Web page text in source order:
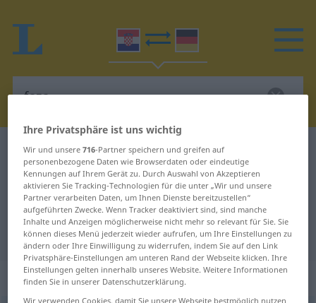
Kroatisch-Deutsch Wörterbuch faza
Kroatisch-Deutsch Übersetzung für
"faza"
"faza" Deutsch Übersetzung
„faza“
Ihre Privatsphäre ist uns wichtig
Wir und unsere716-Partner speichern und greifen auf
personenbezogene Daten wie Browserdaten oder eindeutige
Kennungen auf Ihrem Gerät zu. Durch Auswahl von Akzeptieren
aktivieren Sie Tracking-Technologien für die unter „Wir und unsere
Partner verarbeiten Daten, um Ihnen Dienste bereitzustellen“
aufgeführten Zwecke. Wenn Tracker deaktiviert sind, sind manche
Inhalte und Anzeigen möglicherweise nicht mehr so relevant für Sie. Sie
können dieses Menü jederzeit wieder aufrufen, um Ihre Einstellungen zu
ändern oder Ihre Einwilligung zu widerrufen, indem Sie auf den Link
Privatsphäre-Einstellungen am unteren Rand der Webseite klicken. Ihre
Einstellungen gelten innerhalb unseres Website. Weitere Informationen
finden Sie in unserer Datenschutzerklärung.
Wir verwenden Cookies, damit Sie unsere Webseite bestmöglich nutzen